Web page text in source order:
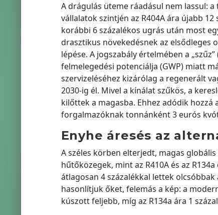
A drágulás üteme ráadásul nem lassul:
vállalatok szintjén az R404A ára újabb
korábbi 6 százalékos ugrás után most
drasztikus növekedésnek az elsődleges
lépése. A jogszabály értelmében a
felmelegedési potenciálja (GWP) miatt
szervizeléséhez kizárólag a regenerált
2030-ig él. Mivel a kínálat szűkös, a
kilőttek a magasba. Ehhez adódik hozzá
forgalmazóknak tonnánként 3 eurós
Enyhe áresés az
A széles körben elterjedt, magas
hűtőközegek, mint az R410A és az
átlagosan 4 százalékkal lettek
hasonlítjuk őket, felemás a kép: a
kúszott feljebb, míg az R134a ára 1